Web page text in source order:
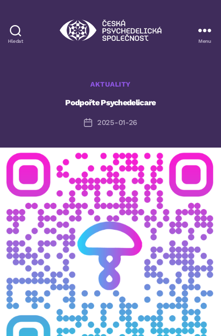
Hledat Menu
Rubriky
AKTUALITY
Podpořte Psychedelicare
Datum
2025-01-26